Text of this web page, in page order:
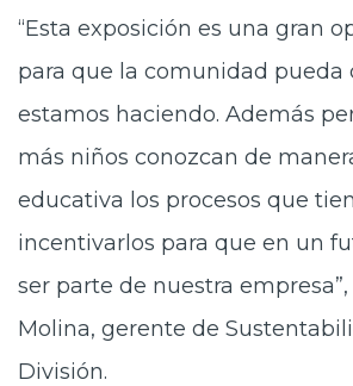
“Esta exposición es una gran
para que la comunidad pueda
estamos haciendo. Además
más niños conozcan de
educativa los procesos que
incentivarlos para que en un
ser parte de nuestra
Molina, gerente de
División.